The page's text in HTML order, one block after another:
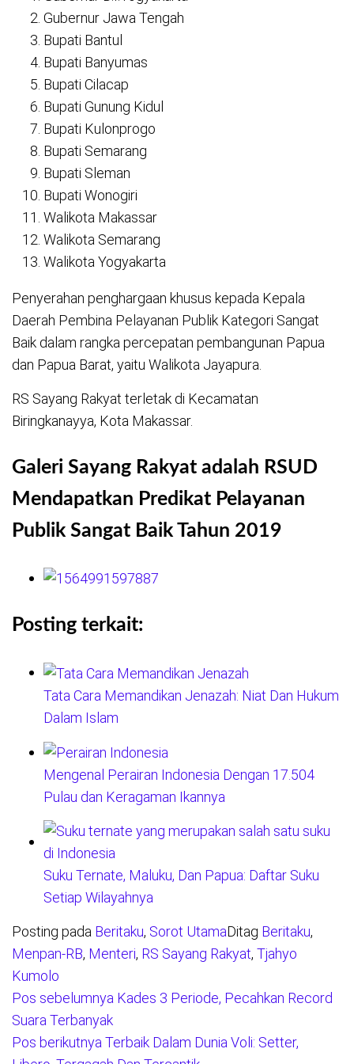
Gubernur Jawa Tengah
Bupati Bantul
Bupati Banyumas
Bupati Cilacap
Bupati Gunung Kidul
Bupati Kulonprogo
Bupati Semarang
Bupati Sleman
Bupati Wonogiri
Walikota Makassar
Walikota Semarang
Walikota Yogyakarta
Penyerahan penghargaan khusus kepada Kepala
Daerah Pembina Pelayanan Publik Kategori Sangat
Baik dalam rangka percepatan pembangunan Papua
dan Papua Barat, yaitu Walikota Jayapura.
RS Sayang Rakyat terletak di Kecamatan
Biringkanayya, Kota Makassar.
Galeri Sayang Rakyat adalah RSUD
Mendapatkan Predikat Pelayanan
Publik Sangat Baik Tahun 2019
Posting terkait:
Tata Cara Memandikan Jenazah: Niat Dan Hukum
Dalam Islam
Mengenal Perairan Indonesia Dengan 17.504
Pulau dan Keragaman Ikannya
Suku Ternate, Maluku, Dan Papua: Daftar Suku
Setiap Wilayahnya
Posting pada Beritaku, Sorot UtamaDitag Beritaku,
Menpan-RB, Menteri, RS Sayang Rakyat, Tjahyo
Kumolo
Navigasi
pos
Pos sebelumnya Kades 3 Periode, Pecahkan Record
Suara Terbanyak
Pos berikutnya Terbaik Dalam Dunia Voli: Setter,